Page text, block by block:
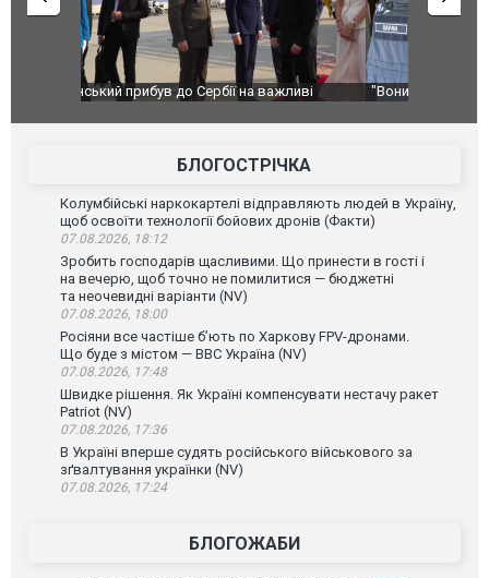
"Вони воюють, самі хочуть воювати, бо дурні": у
зневажливих слів про українських захисників.
В
порт: над
ВІДЕО
БЛОГОСТРІЧКА
Колумбійські наркокартелі відправляють людей в Україну,
щоб освоїти технології бойових дронів (Факти)
07.08.2026, 18:12
Зробить господарів щасливими. Що принести в гості і
на вечерю, щоб точно не помилитися — бюджетні
та неочевидні варіанти (NV)
07.08.2026, 18:00
Росіяни все частіше бʼють по Харкову FPV-дронами.
Що буде з містом — ВВС Україна (NV)
07.08.2026, 17:48
Швидке рішення. Як Україні компенсувати нестачу ракет
Patriot (NV)
07.08.2026, 17:36
В Україні вперше судять російського військового за
зґвалтування українки (NV)
07.08.2026, 17:24
БЛОГОЖАБИ